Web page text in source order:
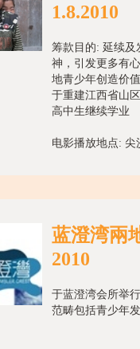
1.8.2010
筹款目的: 延续及
神，引发更多有
地青少年创造价
于重建江西省山
高中生继续学业
电影播放地点: 尖
蓝澄湾兩
2010
于蓝澄湾会所举
范畴包括青少年